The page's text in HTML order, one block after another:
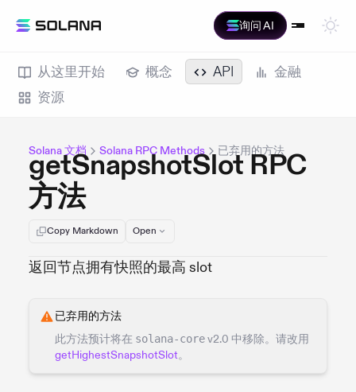
询问 AI
从这里开始 概念 API
金融
资源
Solana 文档 Solana RPC Methods 已弃用的方法
getSnapshotSlot RPC
方法
Copy Markdown Open
返回节点拥有快照的最高 slot
已弃用的方法
此方法预计将在 solana-corev2.0 中移除。请改用
getHighestSnapshotSlot。